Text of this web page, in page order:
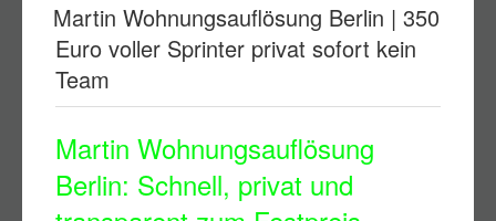
Martin Wohnungsauflösung Berlin | 350
Euro voller Sprinter privat sofort kein
Team
Martin Wohnungsauflösung
Berlin: Schnell, privat und